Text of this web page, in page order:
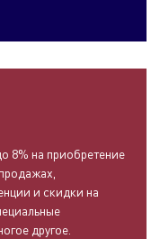
8% на приобретение
и скидки на
другое.